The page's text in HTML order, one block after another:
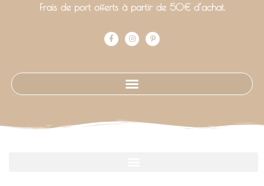
Frais de port offerts à partir de 50€ d’achat.